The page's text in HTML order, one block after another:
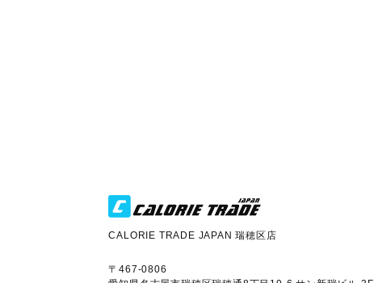
CALORIE TRADE JAPAN 瑞穂区店
〒467-0806